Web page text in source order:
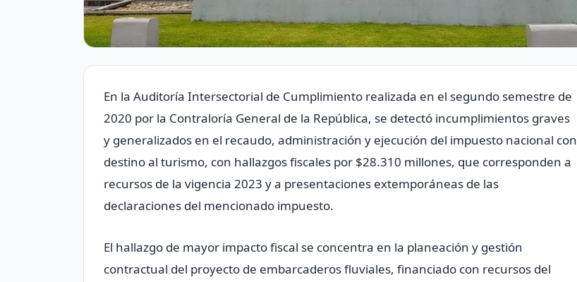
En la Auditoría Intersectorial de Cumplimiento realizada en el segundo semestre de
2020 por la Contraloría General de la República, se detectó incumplimientos graves
y generalizados en el recaudo, administración y ejecución del impuesto nacional con
destino al turismo, con hallazgos fiscales por $28.310 millones, que corresponden a
recursos de la vigencia 2023 y a presentaciones extemporáneas de las
declaraciones del mencionado impuesto.
El hallazgo de mayor impacto fiscal se concentra en la planeación y gestión
contractual del proyecto de embarcaderos fluviales, financiado con recursos del